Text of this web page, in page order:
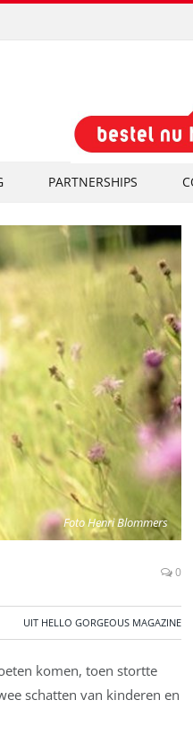
PARTNERSHIPS
Foto Henri Blommers
0
UIT HELLO GORGEOUS MAGAZINE
komen, toen stortte
schatten van kinderen en